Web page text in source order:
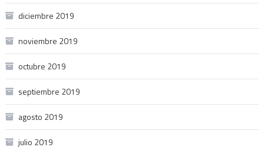
diciembre 2019
noviembre 2019
octubre 2019
septiembre 2019
agosto 2019
julio 2019